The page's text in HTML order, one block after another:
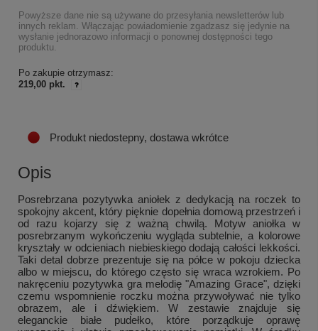
Powyższe dane nie są używane do przesyłania newsletterów lub
innych reklam. Włączając powiadomienie zgadzasz się jedynie na
wysłanie jednorazowo informacji o ponownej dostępności tego
produktu.
Po zakupie otrzymasz:
219,00 pkt.
Produkt niedostepny, dostawa wkrótce
Opis
Posrebrzana pozytywka aniołek z dedykacją na roczek to
spokojny akcent, który pięknie dopełnia domową przestrzeń i
od razu kojarzy się z ważną chwilą. Motyw aniołka w
posrebrzanym wykończeniu wygląda subtelnie, a kolorowe
kryształy w odcieniach niebieskiego dodają całości lekkości.
Taki detal dobrze prezentuje się na półce w pokoju dziecka
albo w miejscu, do którego często się wraca wzrokiem. Po
nakręceniu pozytywka gra melodię "Amazing Grace", dzięki
czemu wspomnienie roczku można przywoływać nie tylko
obrazem, ale i dźwiękiem. W zestawie znajduje się
eleganckie białe pudełko, które porządkuje oprawę